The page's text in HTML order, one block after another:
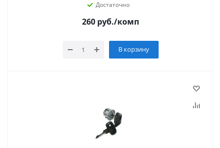
Достаточно
260 руб./комп
В корзину